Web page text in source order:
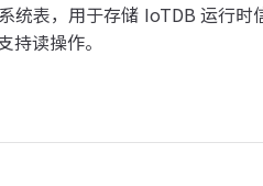
统表，用于存储 IoTDB 运行时
持读操作。